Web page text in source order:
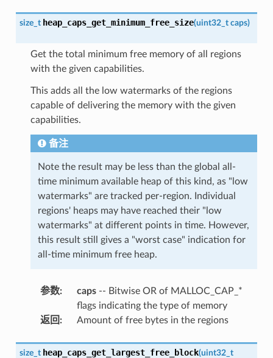
size_t heap_caps_get_minimum_free_size(uint32_t caps)
Get the total minimum free memory of all regions
with the given capabilities.
This adds all the low watermarks of the regions
capable of delivering the memory with the given
capabilities.
备注
Note the result may be less than the global all-
time minimum available heap of this kind, as "low
watermarks" are tracked per-region. Individual
regions' heaps may have reached their "low
watermarks" at different points in time. However,
this result still gives a "worst case" indication for
all-time minimum free heap.
参数: caps-- Bitwise OR of MALLOC_CAP_*
flags indicating the type of memory
返回 : Amount of free bytes in the regions
size_t heap_caps_get_largest_free_block(uint32_t